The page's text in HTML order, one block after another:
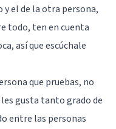
el de la otra persona,
todo, ten en cuenta
así que escúchale
que pruebas, no
gusta tanto grado de
entre las personas